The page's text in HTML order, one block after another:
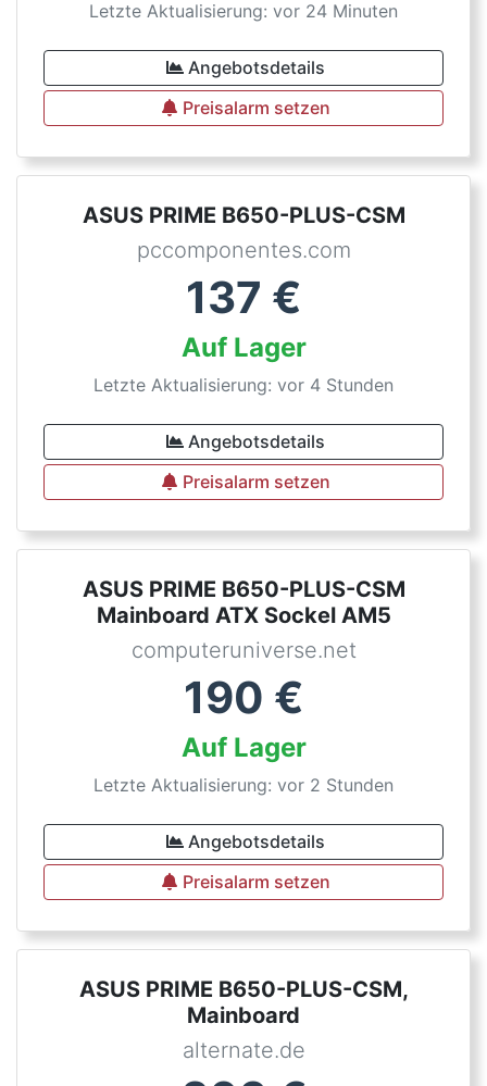
Letzte Aktualisierung: vor 24 Minuten
Angebotsdetails
Preisalarm setzen
ASUS PRIME B650-PLUS-CSM
pccomponentes.com
137 €
Auf Lager
Letzte Aktualisierung: vor 4 Stunden
Angebotsdetails
Preisalarm setzen
ASUS PRIME B650-PLUS-CSM
Mainboard ATX Sockel AM5
computeruniverse.net
190 €
Auf Lager
Letzte Aktualisierung: vor 2 Stunden
Angebotsdetails
Preisalarm setzen
ASUS PRIME B650-PLUS-CSM,
Mainboard
alternate.de